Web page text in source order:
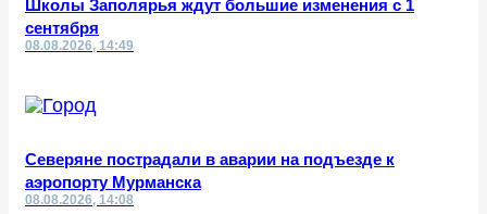
Школы Заполярья ждут большие изменения с 1
сентября
08.08.2026, 14:49
Северяне пострадали в аварии на подъезде к
аэропорту Мурманска
08.08.2026, 14:08